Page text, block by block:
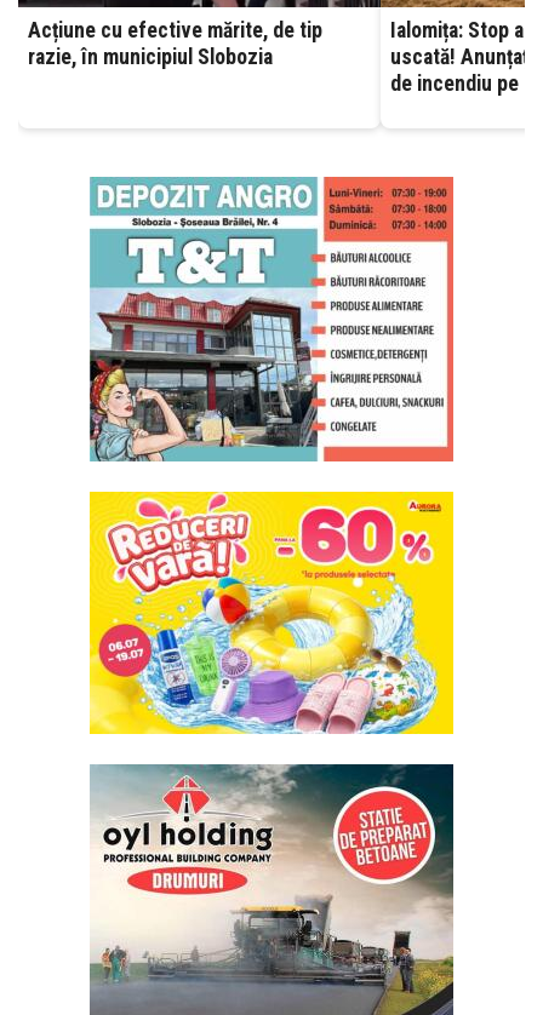
Acțiune cu efective mărite, de tip
razie, în municipiul Slobozia
Ialomița: Stop
uscată! Anunțați
de incendiu pe